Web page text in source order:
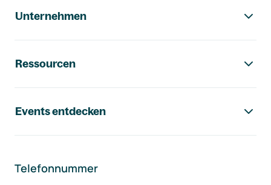
Unternehmen
Ressourcen
Events entdecken
Telefonnummer